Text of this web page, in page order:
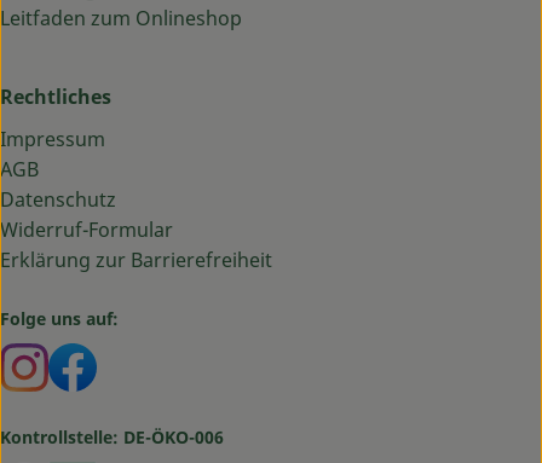
Leitfaden zum Onlineshop
Rechtliches
Impressum
AGB
Datenschutz
Widerruf-Formular
Erklärung zur Barrierefreiheit
Folge uns auf:
Externer Link zu https://www.instagram.com/
Externer Link zu https://www.facebook.com/
Kontrollstelle: DE-ÖKO-006